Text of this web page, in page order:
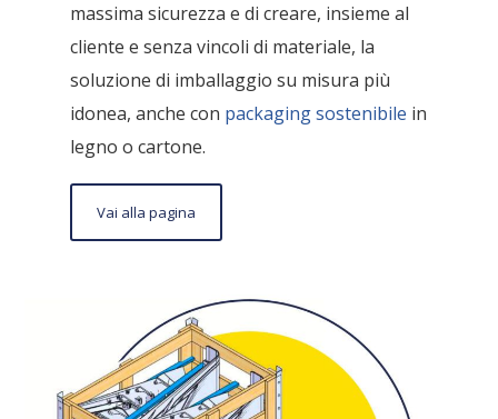
massima sicurezza e di creare, insieme al
cliente e senza vincoli di materiale, la
soluzione di imballaggio su misura più
idonea, anche con packaging sostenibile in
legno o cartone.
Vai alla pagina